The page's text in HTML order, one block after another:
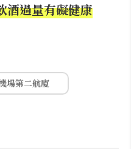
酒過量有礙健康
場第二航廈